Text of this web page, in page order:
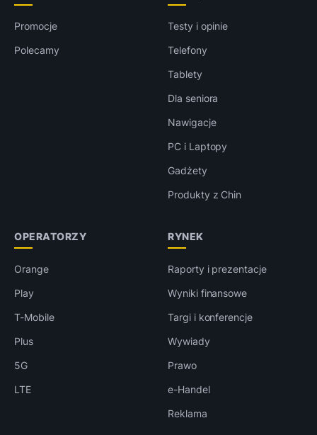
Promocje
Polecamy
Testy i opinie
Telefony
Tablety
Dla seniora
Nawigacje
PC i Laptopy
Gadżety
Produkty z Chin
OPERATORZY
Orange
Play
T-Mobile
Plus
5G
LTE
RYNEK
Raporty i prezentacje
Wyniki finansowe
Targi i konferencje
Wywiady
Prawo
e-Handel
Reklama